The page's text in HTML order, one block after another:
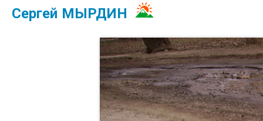
Сергей МЫРДИН